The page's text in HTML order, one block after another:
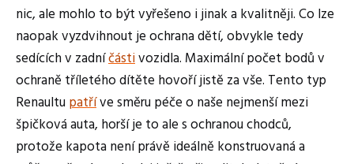
nic, ale mohlo to být vyřešeno i jinak a kvalitněji. Co lze
naopak vyzdvihnout je ochrana dětí, obvykle tedy
sedících v zadníčástivozidla. Maximální počet bodů v
ochraně tříletého dítěte hovoří jistě za vše. Tento typ
Renaultu patříve směru péče o naše nejmenší mezi
špičková auta, horší je to ale s ochranou chodců,
protože kapota není právě ideálně konstruovaná a